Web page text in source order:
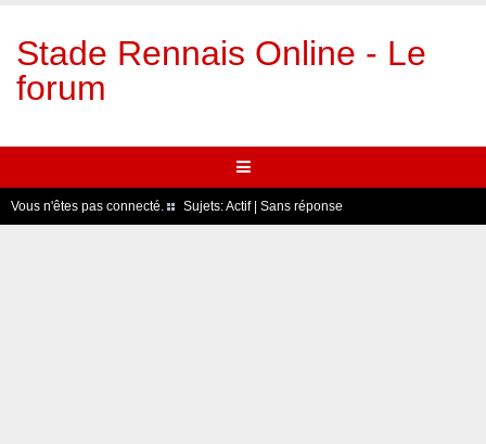
Stade Rennais Online - Le
forum
Vous n'êtes pas connecté. Sujets:Actif| Sans réponse